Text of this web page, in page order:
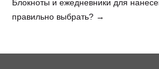
Блокноты и ежедневники для
правильно выбрать? →